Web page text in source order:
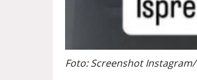
Foto: Screenshot